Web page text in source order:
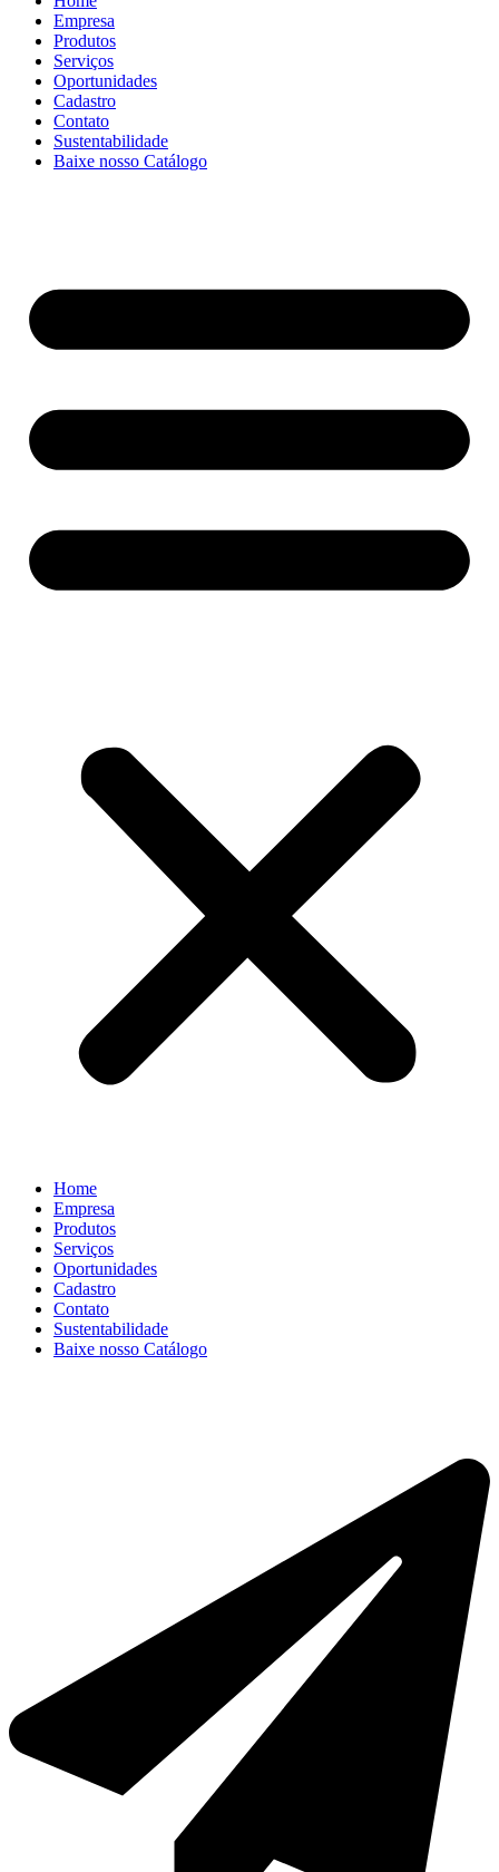
Empresa
Produtos
Serviços
Oportunidades
Cadastro
Contato
Sustentabilidade
Baixe nosso Catálogo
Home
Empresa
Produtos
Serviços
Oportunidades
Cadastro
Contato
Sustentabilidade
Baixe nosso Catálogo